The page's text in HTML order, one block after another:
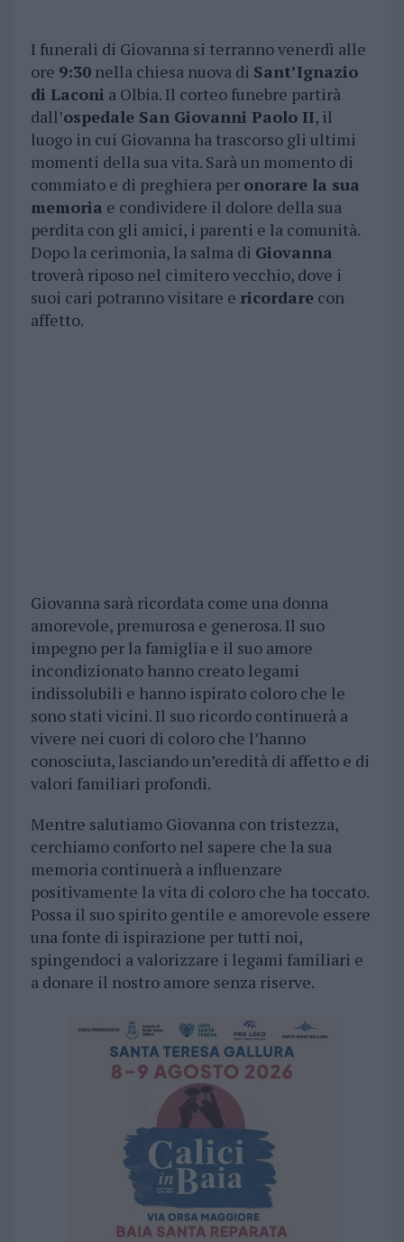
I funerali di Giovanna si terranno venerdì alle
ore 9:30nella chiesa nuova di Sant’Ignazio
di Laconi a Olbia. Il corteo funebre partirà
dall’ospedale San Giovanni Paolo II, il
luogo in cui Giovanna ha trascorso gli ultimi
momenti della sua vita. Sarà un momento di
commiato e di preghiera per onorare la sua
memoria e condividere il dolore della sua
perdita con gli amici, i parenti e la comunità.
Dopo la cerimonia, la salma di Giovanna
troverà riposo nel cimitero vecchio, dove i
suoi cari potranno visitare e ricordarecon
affetto.
Giovanna sarà ricordata come una donna
amorevole, premurosa e generosa. Il suo
impegno per la famiglia e il suo amore
incondizionato hanno creato legami
indissolubili e hanno ispirato coloro che le
sono stati vicini. Il suo ricordo continuerà a
vivere nei cuori di coloro che l’hanno
conosciuta, lasciando un’eredità di affetto e di
valori familiari profondi.
Mentre salutiamo Giovanna con tristezza,
cerchiamo conforto nel sapere che la sua
memoria continuerà a influenzare
positivamente la vita di coloro che ha toccato.
Possa il suo spirito gentile e amorevole essere
una fonte di ispirazione per tutti noi,
spingendoci a valorizzare i legami familiari e
a donare il nostro amore senza riserve.